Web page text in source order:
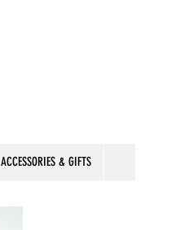
ACCESSORIES & GIFTS